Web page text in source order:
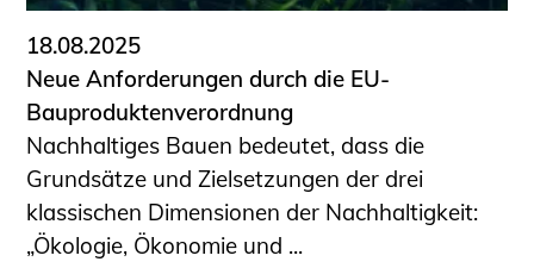
18.08.2025
Neue Anforderungen durch die EU-
Bauproduktenverordnung
Nachhaltiges Bauen bedeutet, dass die
Grundsätze und Zielsetzungen der drei
klassischen Dimensionen der Nachhaltigkeit:
„Ökologie, Ökonomie und ...